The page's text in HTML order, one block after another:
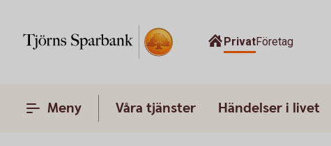
PrivatFöretag
Meny Våra tjänster Händelser i livet